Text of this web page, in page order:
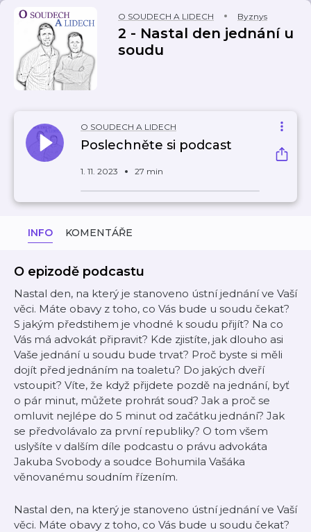
O SOUDECH A LIDECH Byznys
2 - Nastal den jednání u
soudu
O SOUDECH A LIDECH
Poslechněte si podcast
1. 11. 2023 27 min
INFO KOMENTÁŘE
O epizodě podcastu
Nastal den, na který je stanoveno ústní jednání ve Vaší
věci. Máte obavy z toho, co Vás bude u soudu čekat?
S jakým předstihem je vhodné k soudu přijít? Na co
Vás má advokát připravit? Kde zjistíte, jak dlouho asi
Vaše jednání u soudu bude trvat? Proč byste si měli
dojít před jednáním na toaletu? Do jakých dveří
vstoupit? Víte, že když přijdete pozdě na jednání, byť
o pár minut, můžete prohrát soud? Jak a proč se
omluvit nejlépe do 5 minut od začátku jednání? Jak
se předvolávalo za první republiky? O tom všem
uslyšíte v dalším díle podcastu o právu advokáta
Jakuba Svobody a soudce Bohumila Vašáka
věnovanému soudním řízením.
Nastal den, na který je stanoveno ústní jednání ve Vaší
věci. Máte obavy z toho, co Vás bude u soudu čekat?